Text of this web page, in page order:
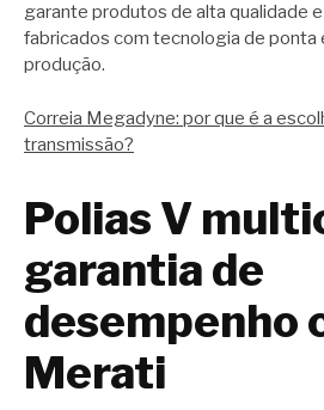
garante produtos de alta qualidade
fabricados com tecnologia de ponta
produção.
Correia Megadyne: por que é a
transmissão?
Polias V
garantia de
desempenho
Merati